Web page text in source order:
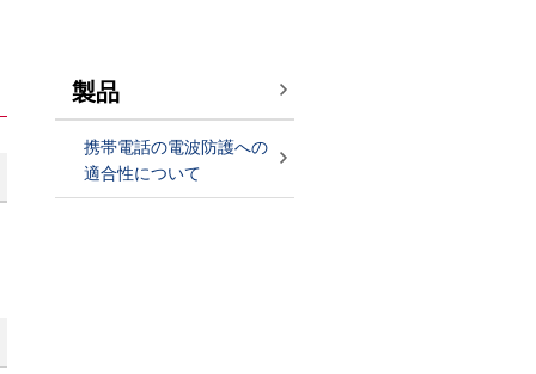
製品
携帯電話の電波防護への
適合性について